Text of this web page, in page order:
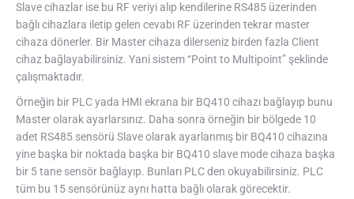
Slave cihazlar ise bu RF veriyi alıp kendilerine RS485 üzerinden
bağlı cihazlara iletip gelen cevabı RF üzerinden tekrar master
cihaza dönerler. Bir Master cihaza dilerseniz birden fazla Client
cihaz bağlayabilirsiniz. Yani sistem “Point to Multipoint” şeklinde
çalışmaktadır.
Örneğin bir PLC yada HMI ekrana bir BQ410 cihazı bağlayıp bunu
Master olarak ayarlarsınız. Daha sonra örneğin bir bölgede 10
adet RS485 sensörü Slave olarak ayarlanmış bir BQ410 cihazına
yine başka bir noktada başka bir BQ410 slave mode cihaza başka
bir 5 tane sensör bağlayıp. Bunları PLC den okuyabilirsiniz. PLC
tüm bu 15 sensörünüz aynı hatta bağlı olarak görecektir.